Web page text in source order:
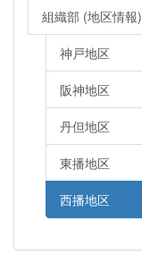
組織部 (地区情報)
神戸地区
阪神地区
丹但地区
東播地区
西播地区